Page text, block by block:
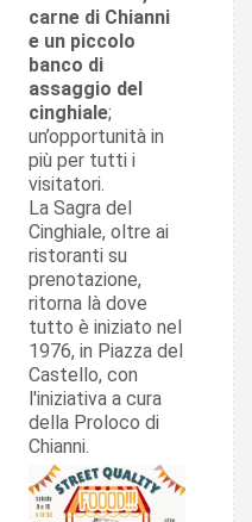
carne di Chianni
e un piccolo
banco di
assaggio del
cinghiale;
un’opportunità in
più per tutti i
visitatori.
La Sagra del
Cinghiale, oltre ai
ristoranti su
prenotazione,
ritorna là dove
tutto è iniziato nel
1976, in Piazza del
Castello, con
l'iniziativa a cura
della Proloco di
Chianni.